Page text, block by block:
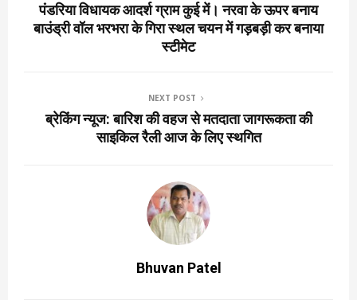
पंडरिया विधायक आदर्श ग्राम कुई में। नरवा के ऊपर बनाय
बाउंड्री वॉल भरभरा के गिरा स्थल चयन में गड़बड़ी कर बनाया
स्टीमेट
NEXT POST
ब्रेकिंग न्यूज: बारिश की वहज से मतदाता जागरूकता की
साइकिल रैली आज के लिए स्थगित
Bhuvan Patel